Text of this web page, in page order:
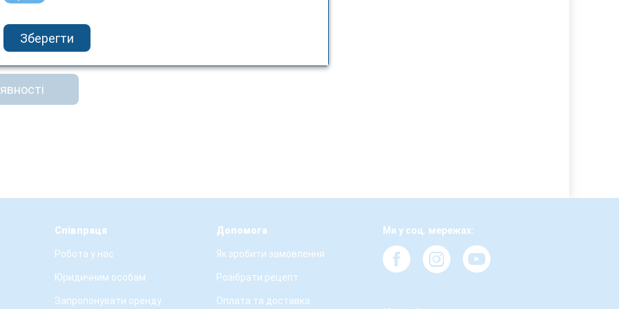
Doctor
LD-51S
з мережевим
Співпраця
Робота у нас
Юридичним особам
Запропонувати оренду
Допомога
Як зробити замовлення
Розібрати рецепт
Оплата та доставка
Ми у соц. мережах:
Зберегти